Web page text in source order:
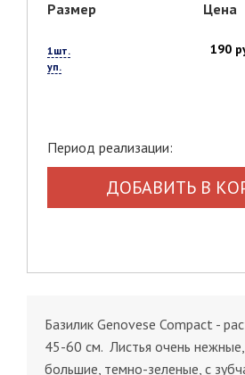
Размер Цена
1шт.
уп.
190
Период реализации:
ДОБАВИТЬ В
Базилик Genovese Compact -
45-60 см. Листья очень
большие, темно-зеленые, с